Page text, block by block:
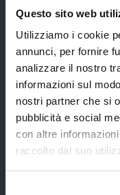
Questo sito web
Utilizziamo i cookie
annunci, per fornire
analizzare il nostro
informazioni sul
nostri partner che si
pubblicità e social
con altre
raccolto dal suo
Trasparenza –
CUG – Comitato Unico di
Certificazione di qualità
Servizi